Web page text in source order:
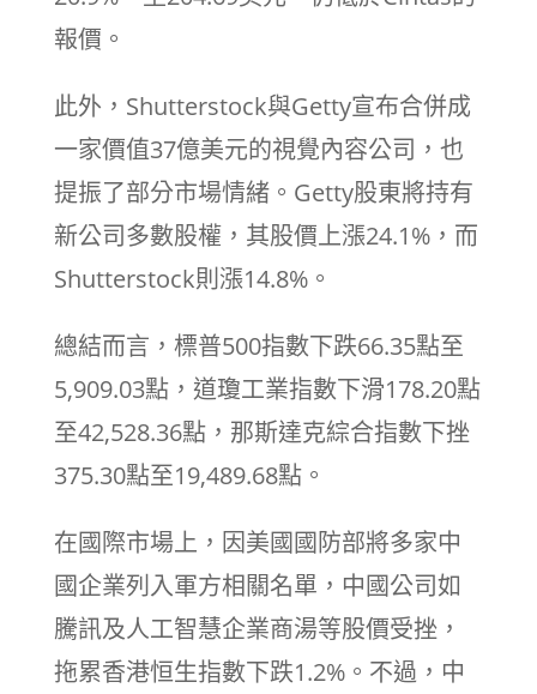
報價。
此外，Shutterstock與Getty宣布合併成
一家價值37億美元的視覺內容公司，也
提振了部分市場情緒。Getty股東將持有
新公司多數股權，其股價上漲24.1%，而
Shutterstock則漲14.8%。
總結而言，標普500指數下跌66.35點至
5,909.03點，道瓊工業指數下滑178.20點
至42,528.36點，那斯達克綜合指數下挫
375.30點至19,489.68點。
在國際市場上，因美國國防部將多家中
國企業列入軍方相關名單，中國公司如
騰訊及人工智慧企業商湯等股價受挫，
拖累香港恒生指數下跌1.2%。不過，中